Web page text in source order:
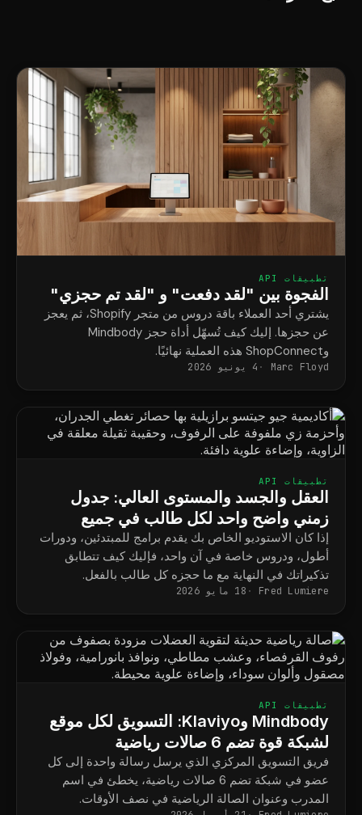
تطبيقات API
الفجوة بين "لقد دفعت" و "لقد تم حجزي"
يشتري أحد العملاء باقة دروس من متجر Shopify، ثم يعجز
عن حجزها. إليك كيف تُسهّل أداة حجز Mindbody
وShopConnect هذه العملية نهائيًا.
Marc Floyd 4 يونيو 2026
تطبيقات API
العقل والجسد والمستوى العالي: جدول
زمني واضح واحد لكل طالب في جميع
البرامج
إذا كان الاستوديو الخاص بك يقدم برامج للمبتدئين، ودورات
أطول، ودروس خاصة في آن واحد، فإليك كيف تتطابق
تذكيراتك في النهاية مع ما حجزه كل طالب بالفعل.
Fred Lumiere 18 مايو 2026
تطبيقات API
Mindbody وKlaviyo: التسويق لكل موقع
لشبكة قوة تضم 6 صالات رياضية
فريق التسويق المركزي الذي يرسل رسالة واحدة إلى كل
عضو في شبكة تضم 6 صالات رياضية، يخطئ في اسم
المدرب وعنوان الصالة الرياضية في نصف الأوقات.